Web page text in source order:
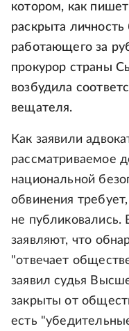
котором, как
раскрыта
работающего за
прокурор страны
возбудила
вещателя.
Как заявили
рассматриваемое
национальной
обвинения
не
заявляют, что
"отвечает
заявил судья
закрыты от
есть